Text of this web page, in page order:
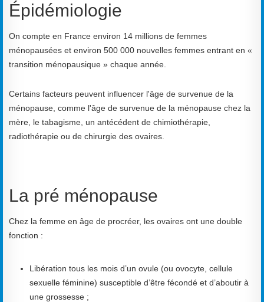
Épidémiologie
On compte en France environ 14 millions de femmes
ménopausées et environ 500 000 nouvelles femmes entrant en «
transition ménopausique » chaque année.
Certains facteurs peuvent influencer l'âge de survenue de la
ménopause, comme l'âge de survenue de la ménopause chez la
mère, le tabagisme, un antécédent de chimiothérapie,
radiothérapie ou de chirurgie des ovaires.
La pré ménopause
Chez la femme en âge de procréer, les ovaires ont une double
fonction :
Libération tous les mois d’un ovule (ou ovocyte, cellule
sexuelle féminine) susceptible d’être fécondé et d’aboutir à
une grossesse ;